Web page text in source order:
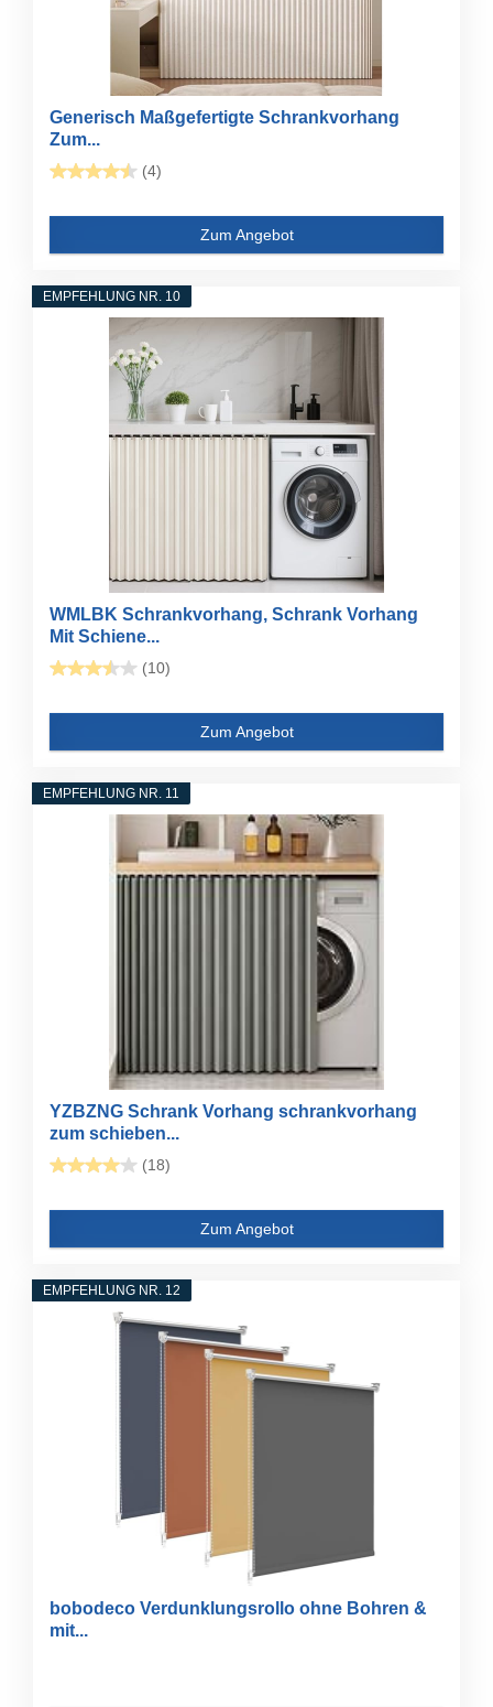
Generisch Maßgefertigte Schrankvorhang
Zum...
(4)
Zum Angebot
EMPFEHLUNG NR. 10
WMLBK Schrankvorhang, Schrank Vorhang
Mit Schiene...
(10)
Zum Angebot
EMPFEHLUNG NR. 11
YZBZNG Schrank Vorhang schrankvorhang
zum schieben...
(18)
Zum Angebot
EMPFEHLUNG NR. 12
bobodeco Verdunklungsrollo ohne Bohren &
mit...